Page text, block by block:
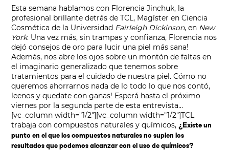
Esta semana hablamos con Florencia Jinchuk, la
profesional brillante detrás de TCL, Magíster en Ciencia
Cosmética de la Universidad Fairleigh Dickinson, en New
York. Una vez más, sin trampas y confianza, Florencia nos
dejó consejos de oro para lucir una piel más sana!
Además, nos abre los ojos sobre un montón de faltas en
el imaginario generalizado que tenemos sobre
tratamientos para el cuidado de nuestra piel. Cómo no
queremos ahorrarnos nada de lo todo lo que nos contó,
leenos y quedate con ganas! Esperá hasta el próximo
viernes por la segunda parte de esta entrevista...
[vc_column width="1/2"][vc_column width="1/2"]TCL
trabaja con compuestos naturales y químicos, ¿Existe un
punto en el que loscompuestos naturales no suplen los
resultados que podemos alcanzar con el uso dequímicos?